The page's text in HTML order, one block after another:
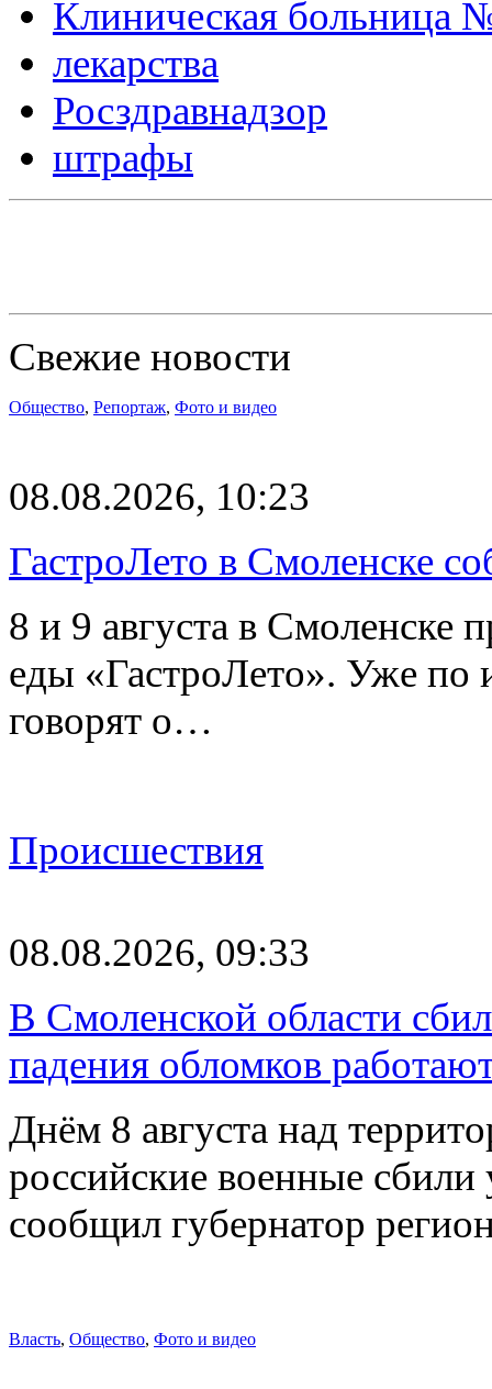
Клиническая больница
лекарства
Росздравнадзор
штрафы
Свежие новости
Общество, Репортаж, Фото и видео
08.08.2026, 10:23
ГастроЛето в Смоленске
8 и 9 августа в Смоленске
еды «ГастроЛето». Уже по
говорят о…
Происшествия
08.08.2026, 09:33
В Смоленской области
падения обломков
Днём 8 августа над
российские военные
сообщил губернатор
Власть, Общество, Фото и видео